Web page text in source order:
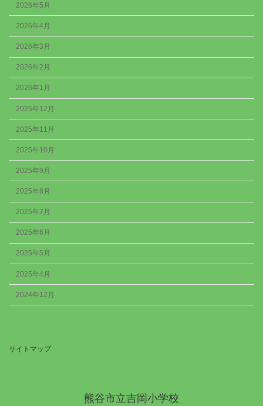
2026年5月
2026年4月
2026年3月
2026年2月
2026年1月
2025年12月
2025年11月
2025年10月
2025年9月
2025年8月
2025年7月
2025年6月
2025年5月
2025年4月
2024年12月
サイトマップ
熊谷市立吉岡小学校